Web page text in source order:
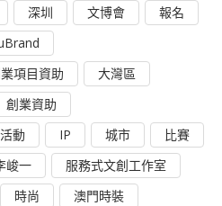
深圳 文博會
報名
項目資助
大灣區
創業資助
動
IP 城市
比賽
峻一
服務式文創工作室
時尚
澳門時裝